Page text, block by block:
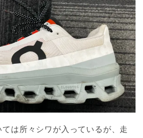
ては所々シワが入っているが、走